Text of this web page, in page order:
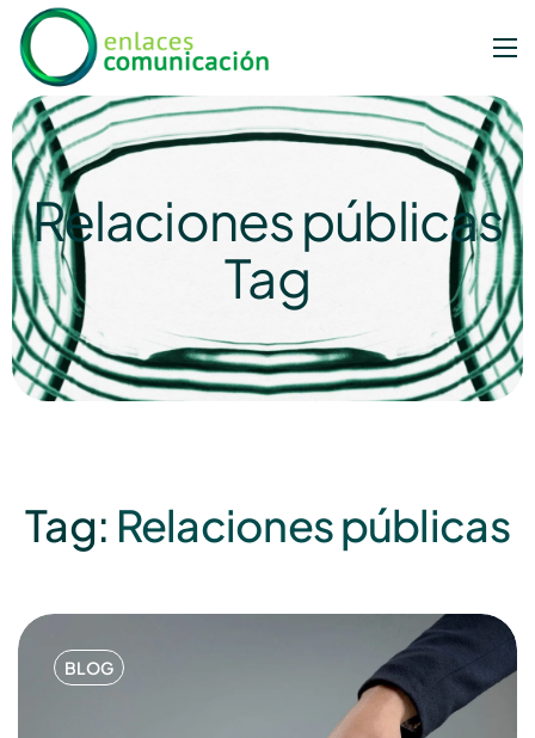
Relaciones públicas
Tag
Tag: Relaciones públicas
BLOG